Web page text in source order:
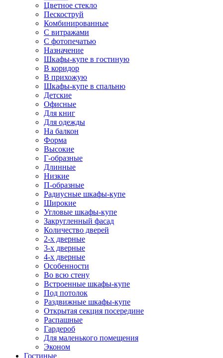
Цветное стекло
Пескоструй
Комбинированные
С витражами
С фотопечатью
Назначение
Шкафы-купе в гостиную
В коридор
В прихожую
Шкафы-купе в спальню
Детские
Офисные
Для книг
Для одежды
На балкон
Форма
Высокие
Г-образные
Длинные
Низкие
П-образные
Радиусные шкафы-купе
Широкие
Угловые шкафы-купе
Закругленный фасад
Количество дверей
2-х дверные
3-х дверные
4-х дверные
Особенности
Во всю стену
Встроенные шкафы-купе
Под потолок
Раздвижные шкафы-купе
Открытая секция посередине
Распашные
Гардероб
Для маленького помещения
Эконом
Гостиные